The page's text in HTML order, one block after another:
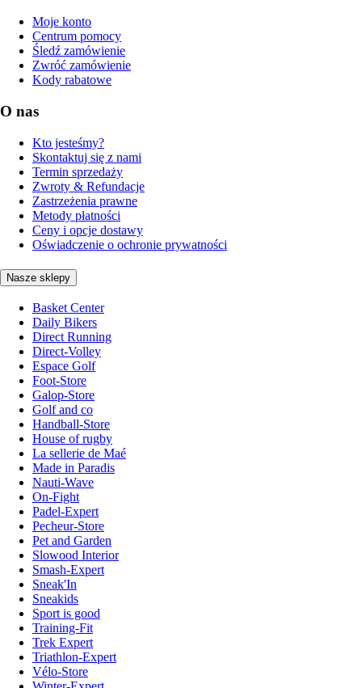
Moje konto
Centrum pomocy
Śledź zamówienie
Zwróć zamówienie
Kody rabatowe
O nas
Kto jesteśmy?
Skontaktuj się z nami
Termin sprzedaży
Zwroty & Refundacje
Zastrzeżenia prawne
Metody płatności
Ceny i opcje dostawy
Oświadczenie o ochronie prywatności
Nasze sklepy
Basket Center
Daily Bikers
Direct Running
Direct-Volley
Espace Golf
Foot-Store
Galop-Store
Golf and co
Handball-Store
House of rugby
La sellerie de Maé
Made in Paradis
Nauti-Wave
On-Fight
Padel-Expert
Pecheur-Store
Pet and Garden
Slowood Interior
Smash-Expert
Sneak'In
Sneakids
Sport is good
Training-Fit
Trek Expert
Triathlon-Expert
Vélo-Store